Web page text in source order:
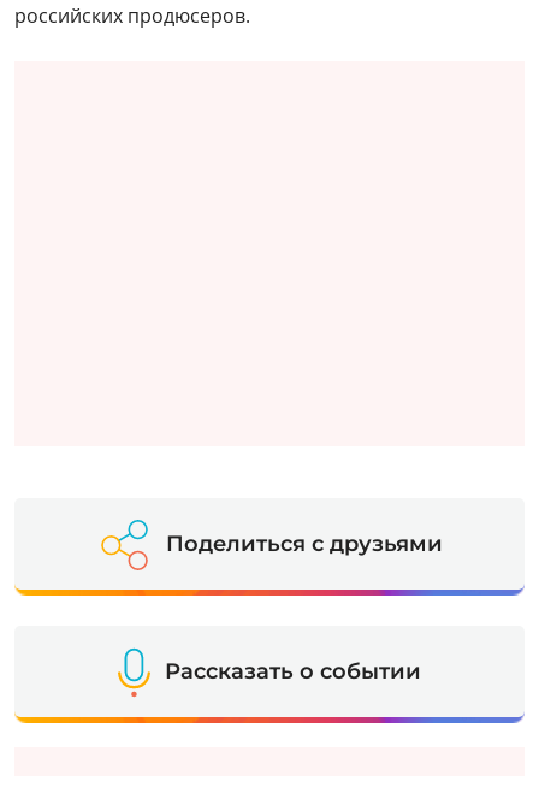
российских продюсеров.
Поделиться с друзьями
Рассказать о событии